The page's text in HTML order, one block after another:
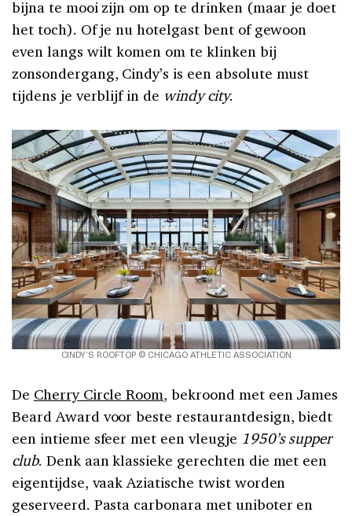
bijna te mooi zijn om op te drinken (maar je doet
het toch). Of je nu hotelgast bent of gewoon
even langs wilt komen om te klinken bij
zonsondergang, Cindy’s is een absolute must
tijdens je verblijf in de windy city.
CINDY’S ROOFTOP © CHICAGO ATHLETIC ASSOCIATION
De Cherry Circle Room, bekroond met een James
Beard Award voor beste restaurantdesign, biedt
een intieme sfeer met een vleugje 1950’s supper
club. Denk aan klassieke gerechten die met een
eigentijdse, vaak Aziatische twist worden
geserveerd. Pasta carbonara met uniboter en